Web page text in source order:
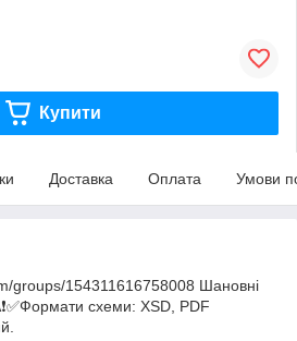
Купити
Доставка Оплата Умови
groups/154311616758008 Шановні
схеми: XSD, PDF